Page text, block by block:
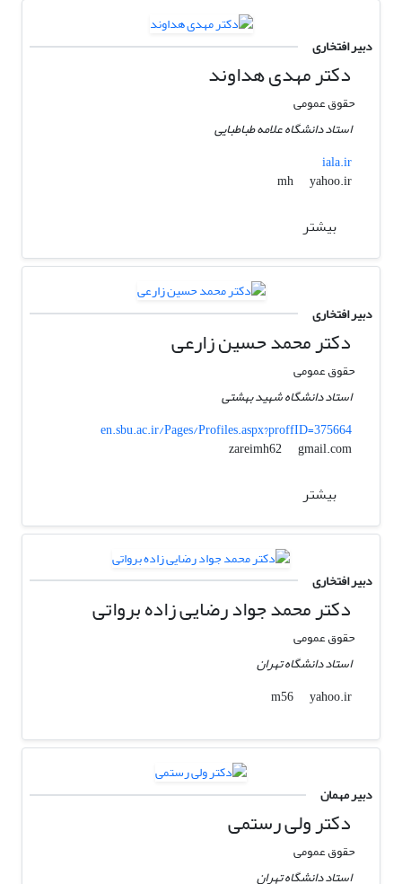
دبیر افتخاری
دکتر مهدی هداوند
حقوق عمومی
استاد دانشگاه علامه طباطبایی
iala.ir
mh
yahoo.ir
بیشتر
دبیر افتخاری
دکتر محمد حسین زارعی
حقوق عمومی
استاد دانشگاه شهید بهشتی
en.sbu.ac.ir/Pages/Profiles.aspx?proffID=375664
zareimh62
gmail.com
بیشتر
دبیر افتخاری
دکتر محمد جواد رضایی زاده برواتی
حقوق عمومی
استاد دانشگاه تهران
m56
yahoo.ir
دبیر مهمان
دکتر ولی رستمی
حقوق عمومی
استاد دانشگاه تهران